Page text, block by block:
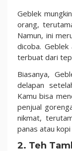
Geblek
orang,
Namun, ini
dicoba.
terbuat dari
Biasanya,
delapan
Kamu bisa
penjual
nikmat,
panas atau
2. Teh